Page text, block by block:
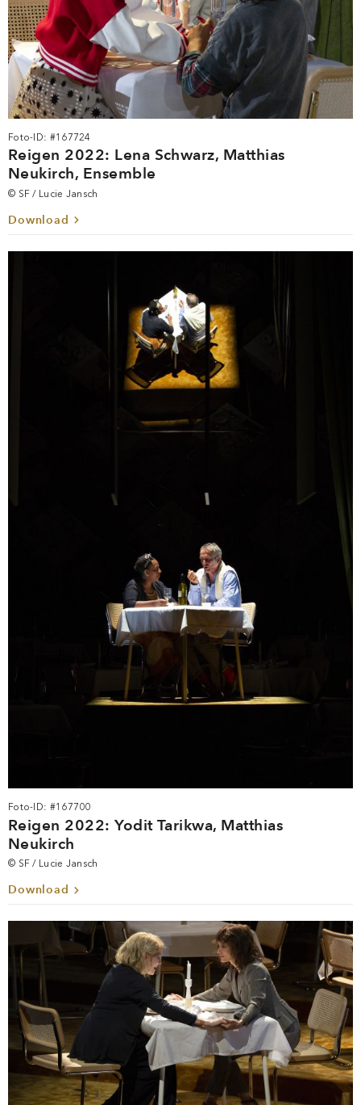
Foto-ID: #167724
Reigen 2022: Lena Schwarz, Matthias
Neukirch, Ensemble
© SF / Lucie Jansch
Download
Foto-ID: #167700
Reigen 2022: Yodit Tarikwa, Matthias
Neukirch
© SF / Lucie Jansch
Download